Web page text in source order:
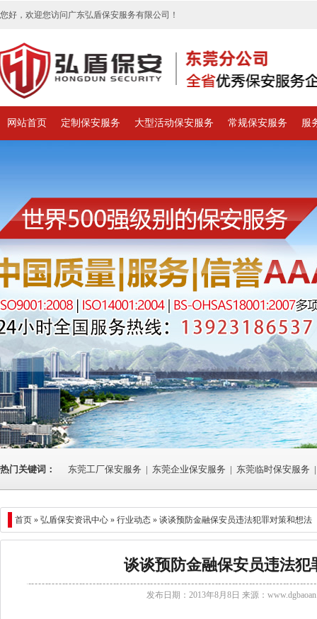
您好，欢迎您访问广东弘盾保安服务有限公司！
网站首页 定制保安服务 大型活动保安服务 常规保安服务 服
热门关键词： 东莞工厂保安服务 | 东莞企业保安服务 | 东莞临时保安服务 |
首页 » 弘盾保安资讯中心 » 行业动态 » 谈谈预防金融保安员违法犯罪对策和想法
谈谈预防金融保安员违法犯
发布日期：2013年8月8日 来源：